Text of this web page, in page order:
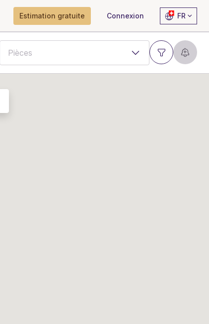
Estimation gratuite Connexion FR